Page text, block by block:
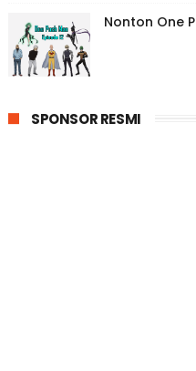
Nonton One
SPONSOR RESMI